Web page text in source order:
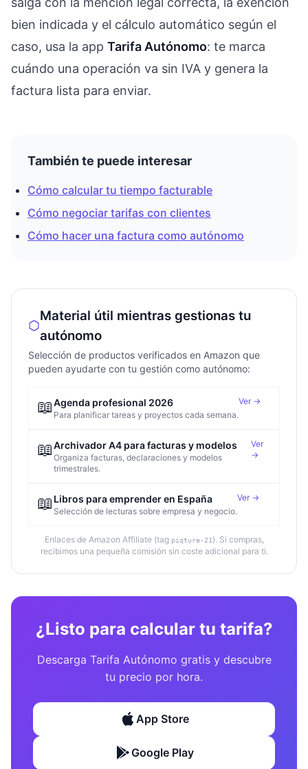
bien indicada y el cálculo automático según el
caso, usa la app Tarifa Autónomo: te marca
cuándo una operación va sin IVA y genera la
factura lista para enviar.
También te puede interesar
Cómo calcular tu tiempo facturable
Cómo negociar tarifas con clientes
Cómo hacer una factura como autónomo
Material útil mientras gestionas tu
autónomo
Selección de productos verificados en Amazon que
pueden ayudarte con tu gestión como autónomo:
📖Agenda profesional 2026
Para planificar tareas y proyectos cada semana.
Ver →
📖Archivador A4 para facturas y modelos
Organiza facturas, declaraciones y modelos
trimestrales.
Ver
→
📖 Libros para emprender en España
Selección de lecturas sobre empresa y negocio.
Ver →
Enlaces de Amazon Affiliate (tag piqture-21 ). Si compras,
recibimos una pequeña comisión sin coste adicional para ti.
¿Listo para calcular tu tarifa?
Descarga Tarifa Autónomo gratis y descubre
tu precio por hora.
App Store
Google Play